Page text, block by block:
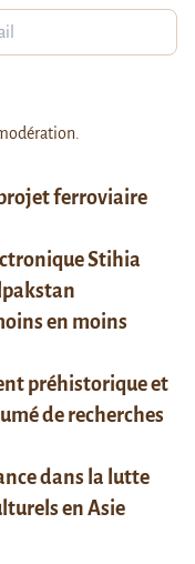
ferroviaire
Stihia
en moins
préhistorique et
de recherches
dans la lutte
en Asie